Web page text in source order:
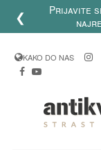
❮
Prijavite
KAKO DO NAS